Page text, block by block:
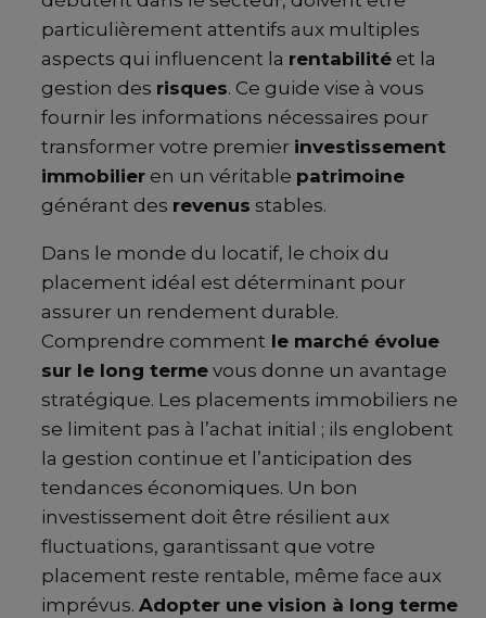
particulièrement attentifs aux multiples
aspects qui influencent la rentabilité et la
gestion des risques. Ce guide vise à vous
fournir les informations nécessaires pour
transformer votre premier investissement
immobilier en un véritable patrimoine
générant des revenus stables.
Dans le monde du locatif, le choix du
placement idéal est déterminant pour
assurer un rendement durable.
Comprendre comment le marché évolue
sur le long terme vous donne un avantage
stratégique. Les placements immobiliers ne
se limitent pas à l’achat initial ; ils englobent
la gestion continue et l’anticipation des
tendances économiques. Un bon
investissement doit être résilient aux
fluctuations, garantissant que votre
placement reste rentable, même face aux
imprévus. Adopter une vision à long terme